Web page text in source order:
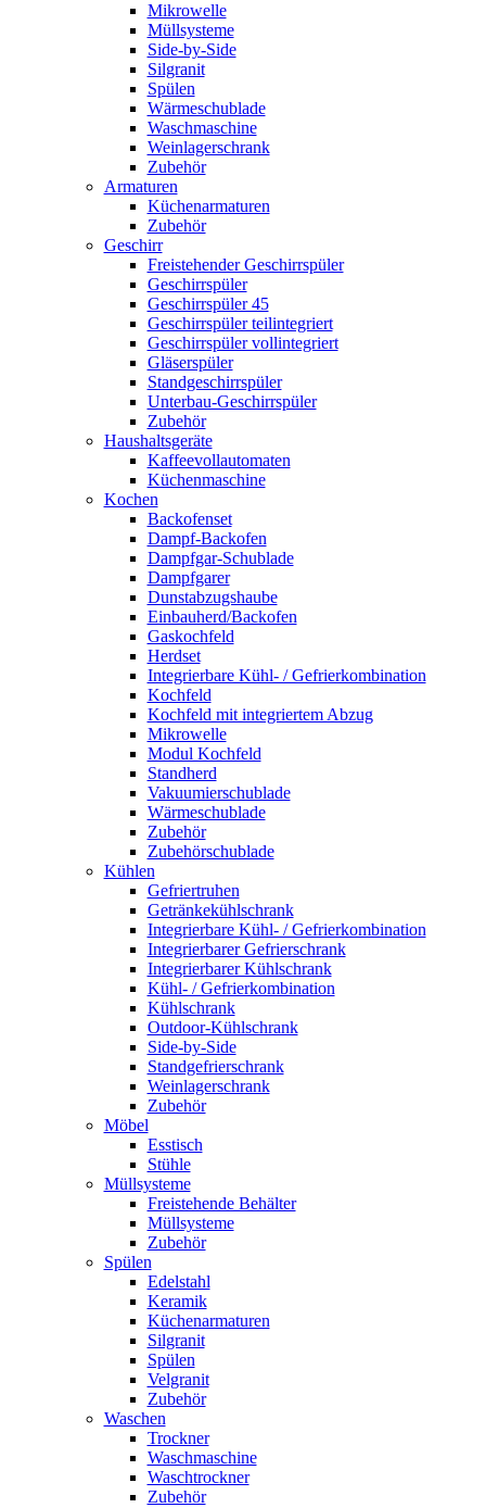
Mikrowelle
Müllsysteme
Side-by-Side
Silgranit
Spülen
Wärmeschublade
Waschmaschine
Weinlagerschrank
Zubehör
Armaturen
Küchenarmaturen
Zubehör
Geschirr
Freistehender Geschirrspüler
Geschirrspüler
Geschirrspüler 45
Geschirrspüler teilintegriert
Geschirrspüler vollintegriert
Gläserspüler
Standgeschirrspüler
Unterbau-Geschirrspüler
Zubehör
Haushaltsgeräte
Kaffeevollautomaten
Küchenmaschine
Kochen
Backofenset
Dampf-Backofen
Dampfgar-Schublade
Dampfgarer
Dunstabzugshaube
Einbauherd/Backofen
Gaskochfeld
Herdset
Integrierbare Kühl- / Gefrierkombination
Kochfeld
Kochfeld mit integriertem Abzug
Mikrowelle
Modul Kochfeld
Standherd
Vakuumierschublade
Wärmeschublade
Zubehör
Zubehörschublade
Kühlen
Gefriertruhen
Getränkekühlschrank
Integrierbare Kühl- / Gefrierkombination
Integrierbarer Gefrierschrank
Integrierbarer Kühlschrank
Kühl- / Gefrierkombination
Kühlschrank
Outdoor-Kühlschrank
Side-by-Side
Standgefrierschrank
Weinlagerschrank
Zubehör
Möbel
Esstisch
Stühle
Müllsysteme
Freistehende Behälter
Müllsysteme
Zubehör
Spülen
Edelstahl
Keramik
Küchenarmaturen
Silgranit
Spülen
Velgranit
Zubehör
Waschen
Trockner
Waschmaschine
Waschtrockner
Zubehör